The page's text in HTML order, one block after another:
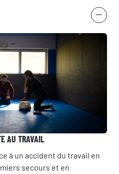
AU TRAVAIL
à un accident du travail en
secours et en